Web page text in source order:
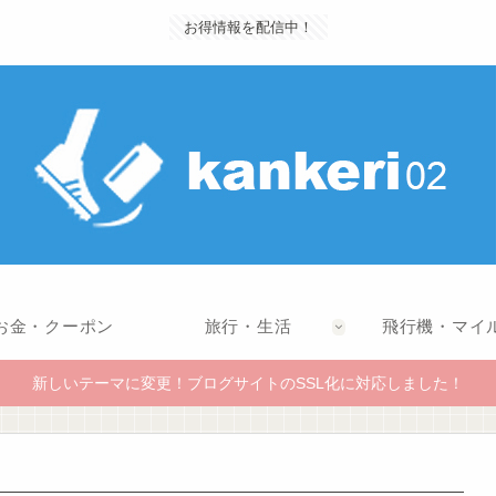
お得情報を配信中！
金・クーポン 旅行・生活 飛行機・マイ
新しいテーマに変更！ブログサイトのSSL化に対応しました！